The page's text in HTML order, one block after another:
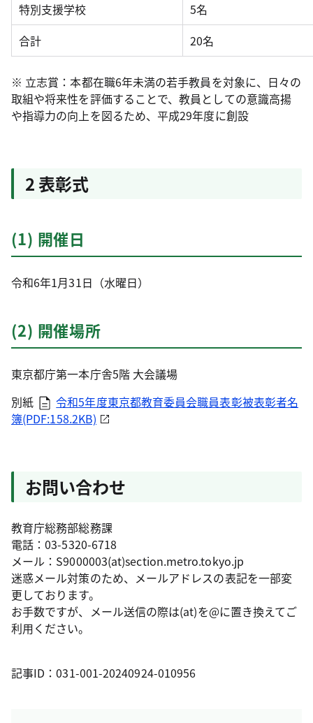
特別支援学校
5名
合計
20名
※ 立志賞：本都在職6年未満の若手教員を対象に、日々の
取組や将来性を評価することで、教員としての意識高揚
や指導力の向上を図るため、平成29年度に創設
2 表彰式
(1) 開催日
令和6年1月31日（水曜日）
(2) 開催場所
東京都庁第一本庁舎5階 大会議場
別紙
令和5年度東京都教育委員会職員表彰被表彰者名
簿(PDF:158.2KB)
お問い合わせ
教育庁総務部総務課
電話：03-5320-6718
メール：S9000003(at)section.metro.tokyo.jp
迷惑メール対策のため、メールアドレスの表記を一部変
更しております。
お手数ですが、メール送信の際は(at)を@に置き換えてご
利用ください。
記事ID：031-001-20240924-010956